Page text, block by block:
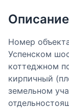
Описание
Номер
Успенском
коттеджном
кирпичный
земельном